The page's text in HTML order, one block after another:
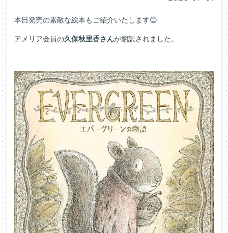
本日発売の素敵な絵本もご紹介いたします😊
アメリア会員の久保秋里香さんが翻訳されました。